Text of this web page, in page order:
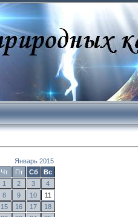
Январь 2015
Чт Пт Сб
Вс
1
2 3
4
8 9 10
11
15 16 17
18